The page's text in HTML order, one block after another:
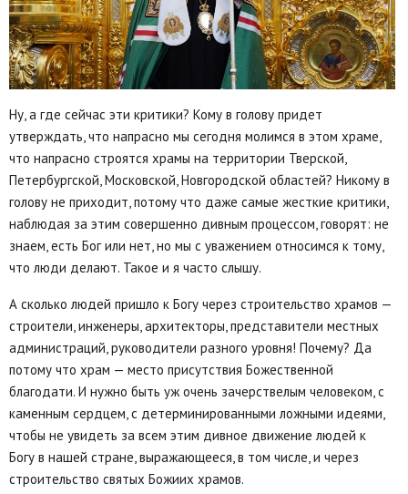
Ну, а где сейчас эти критики? Кому в голову придет
утверждать, что напрасно мы сегодня молимся в этом храме,
что напрасно строятся храмы на территории Тверской,
Петербургской, Московской, Новгородской областей? Никому в
голову не приходит, потому что даже самые жесткие критики,
наблюдая за этим совершенно дивным процессом, говорят: не
знаем, есть Бог или нет, но мы с уважением относимся к тому,
что люди делают. Такое и я часто слышу.
А сколько людей пришло к Богу через строительство храмов —
строители, инженеры, архитекторы, представители местных
администраций, руководители разного уровня! Почему? Да
потому что храм — место присутствия Божественной
благодати. И нужно быть уж очень зачерствелым человеком, с
каменным сердцем, с детерминированными ложными идеями,
чтобы не увидеть за всем этим дивное движение людей к
Богу в нашей стране, выражающееся, в том числе, и через
строительство святых Божиих храмов.